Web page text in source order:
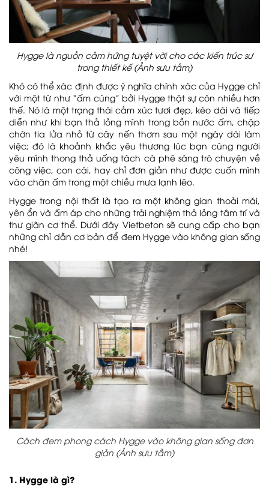
Hygge là nguồn cảm hứng tuyệt vời cho các kiến trúc sư
trong thiết kế (Ảnh sưu tầm)
Khó có thể xác định được ý nghĩa chính xác của Hygge chỉ
với một từ như “ấm cúng” bởi Hygge thật sự còn nhiều hơn
thế. Nó là một trạng thái cảm xúc tươi đẹp, kéo dài và tiếp
diễn như khi bạn thả lỏng mình trong bồn nước ấm, chập
chờn tia lửa nhỏ từ cây nến thơm sau một ngày dài làm
việc; đó là khoảnh khắc yêu thương lúc bạn cùng người
yêu mình thong thả uống tách cà phê sáng trò chuyện về
công việc, con cái, hay chỉ đơn giản như được cuốn mình
vào chăn ấm trong một chiều mưa lạnh lẽo.
Hygge trong nội thất là tạo ra một không gian thoải mái,
yên ổn và ấm áp cho những trải nghiệm thả lỏng tâm trí và
thư giãn cơ thể. Dưới đây Vietbeton sẽ cung cấp cho bạn
những chỉ dẫn cơ bản để đem Hygge vào không gian sống
nhé!
Cách đem phong cách Hygge vào không gian sống đơn
giản (Ảnh sưu tầm)
1. Hygge là gì?